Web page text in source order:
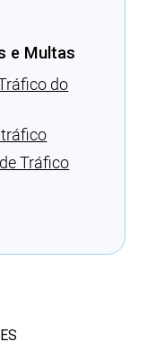
e Multas
do
Tráfico